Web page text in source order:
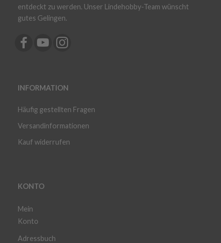
entdeckt zu werden. Unser Lindehobby-Team wünscht
gutes Gelingen.
INFORMATION
Häufig gestellten Fragen
Versandinformationen
Kauf widerrufen
KONTO
Mein
Konto
Adressbuch